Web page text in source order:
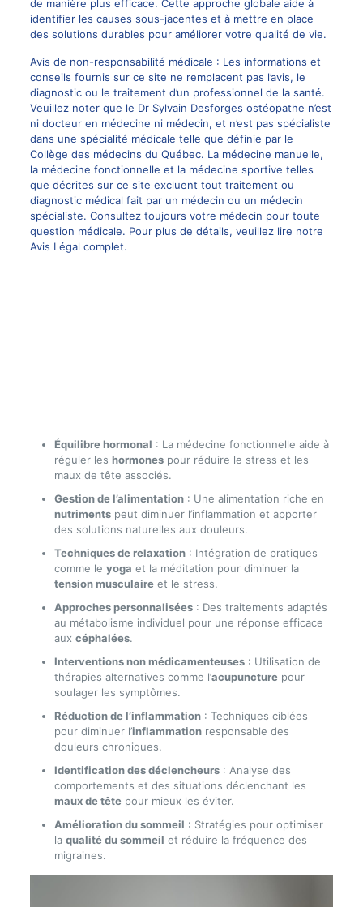
de manière plus efficace. Cette approche globale aide à
identifier les causes sous-jacentes et à mettre en place
des solutions durables pour améliorer votre qualité de vie.
Avis de non-responsabilité médicale : Les informations et
conseils fournis sur ce site ne remplacent pas l’avis, le
diagnostic ou le traitement d’un professionnel de la santé.
Veuillez noter que le Dr Sylvain Desforges ostéopathe n’est
ni docteur en médecine ni médecin, et n’est pas spécialiste
dans une spécialité médicale telle que définie par le
Collège des médecins du Québec. La médecine manuelle,
la médecine fonctionnelle et la médecine sportive telles
que décrites sur ce site excluent tout traitement ou
diagnostic médical fait par un médecin ou un médecin
spécialiste. Consultez toujours votre médecin pour toute
question médicale. Pour plus de détails, veuillez lire notre
Avis Légal complet.
Équilibre hormonal : La médecine fonctionnelle aide à
réguler les hormonespour réduire le stress et les
maux de tête associés.
Gestion de l’alimentation: Une alimentation riche en
nutrimentspeut diminuer l’inflammation et apporter
des solutions naturelles aux douleurs.
Techniques de relaxation: Intégration de pratiques
comme le yoga et la méditation pour diminuer la
tension musculaireet le stress.
Approches personnalisées: Des traitements adaptés
au métabolisme individuel pour une réponse efficace
aux céphalées.
Interventions non médicamenteuses: Utilisation de
thérapies alternatives comme l’acupuncturepour
soulager les symptômes.
Réduction de l’inflammation: Techniques ciblées
pour diminuer l’inflammationresponsable des
douleurs chroniques.
Identification des déclencheurs: Analyse des
comportements et des situations déclenchant les
maux de têtepour mieux les éviter.
Amélioration du sommeil : Stratégies pour optimiser
la qualité du sommeil et réduire la fréquence des
migraines.